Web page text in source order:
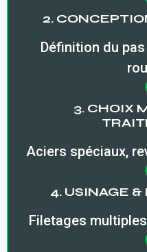
2.
Définition du
3. CHOIX
Aciers spéciaux,
4. USINAGE
Filetages